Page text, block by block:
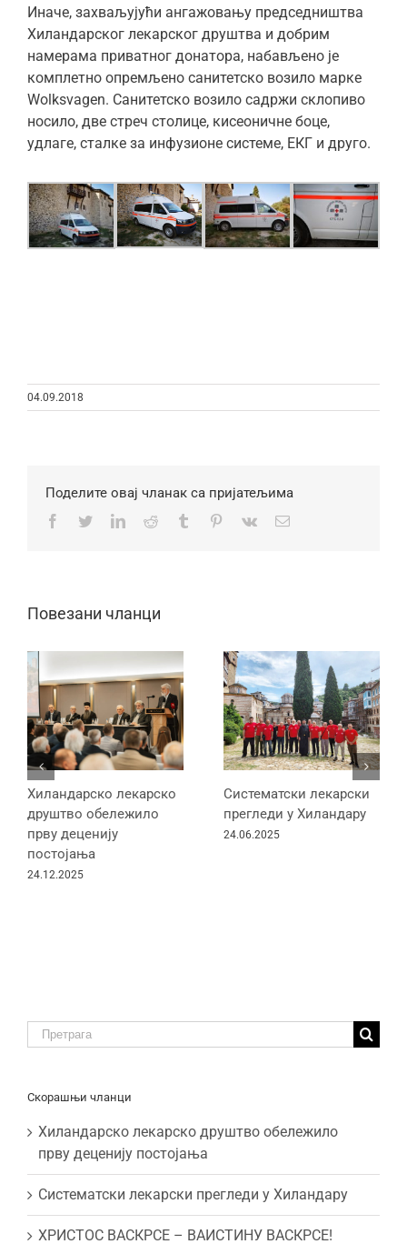
Иначе, захваљујући ангажовању председништва
Хиландарског лекарског друштва и добрим
намерама приватног донатора, набављено је
комплетно опремљено санитетско возило марке
Wolksvagen. Санитетско возило садржи склопиво
носило, две стреч столице, кисеоничне боце,
удлаге, сталке за инфузионе системе, ЕКГ и друго.
04.09.2018
Поделите овај чланак са пријатељима
Facebook
TwitterLinkedInReddit Tumblr Pinterest
Vk Email
Повезани чланци
Хиландарско лекарско
друштво обележило
прву деценију
постојања
24.12.2025
Систематски лекарски
прегледи у Хиландару
24.06.2025
Traži:
Скорашњи чланци
Хиландарско лекарско друштво обележило
прву деценију постојања
Систематски лекарски прегледи у Хиландару
ХРИСТОС ВАСКРСЕ – ВАИСТИНУ ВАСКРСЕ!